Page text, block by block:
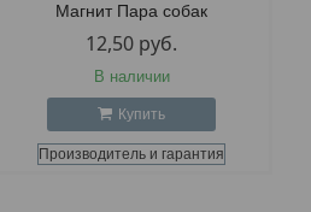
Магнит Пара собак
12,50 руб.
В наличии
Купить
Производитель и гарантия